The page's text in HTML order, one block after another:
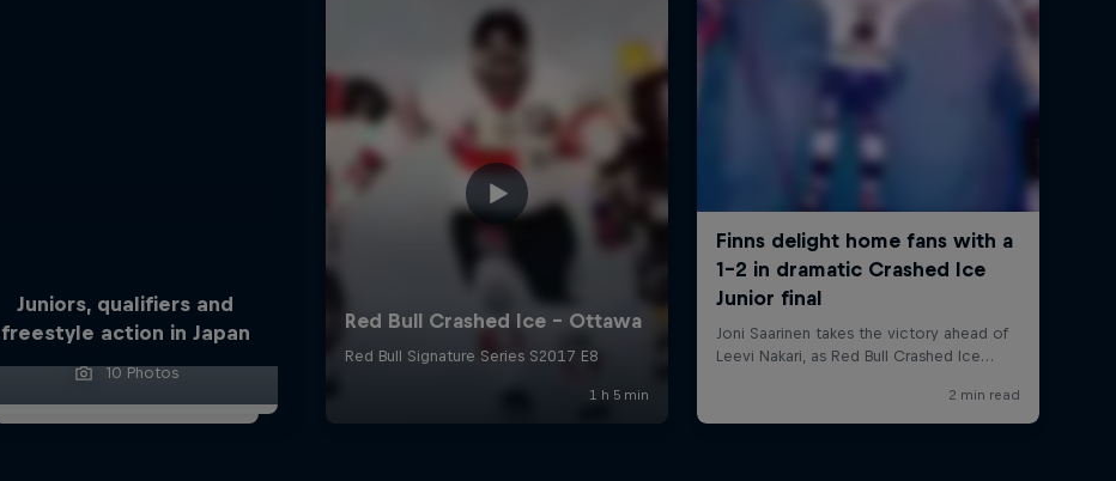
Juniors, qualifiers and
freestyle action in Japan
10 Photos